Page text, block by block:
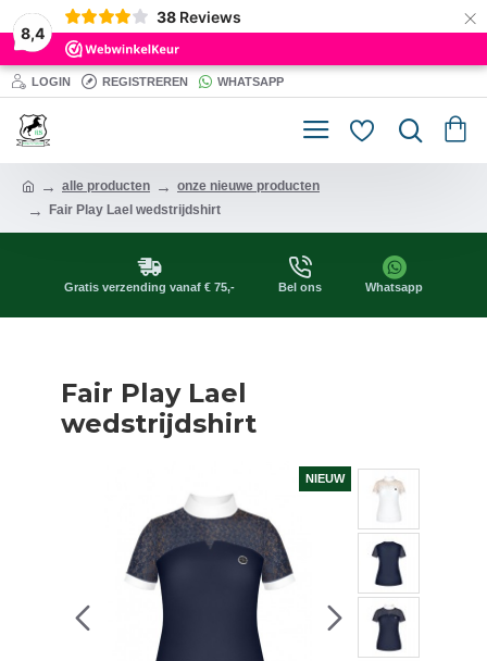
8,4
38 Reviews ×
LOGIN REGISTREREN WHATSAPP
alle producten
onze nieuwe producten
Fair Play Lael wedstrijdshirt
Gratis verzending vanaf € 75,- Bel ons Whatsapp
Fair Play Lael
wedstrijdshirt
NIEUW